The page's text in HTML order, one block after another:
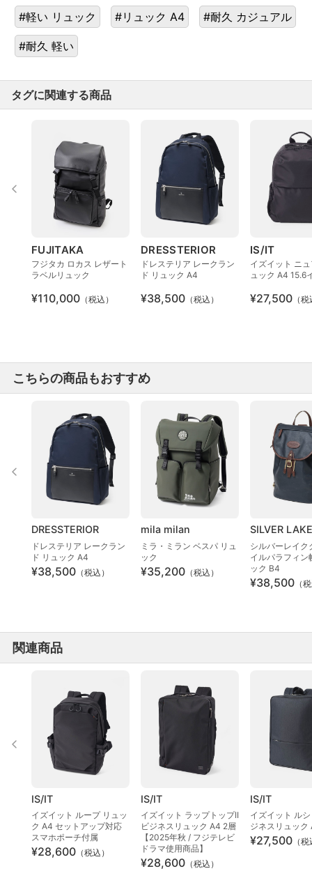
#軽い リュック #リュック A4 #耐久 カジュアル
#耐久 軽い
タグに関連する商品
FUJITAKA
フジタカ ロカス レザート
ラベルリュック
¥110,000 （税込）
DRESSTERIOR
ドレステリア レークラン
ド リュック A4
¥38,500 （税込）
IS/IT
イズイット ニ
ュック A4 15.6
¥27,500 （
こちらの商品もおすすめ
DRESSTERIOR
ドレステリア レークラン
ド リュック A4
¥38,500 （税込）
mila milan
ミラ・ミラン ベスパ リュ
ック
¥35,200 （税込）
SILVER
シルバーレイク
イルパラフィン
ック B4
¥38,500 （
関連商品
IS/IT
イズイット ループ リュッ
ク A4 セットアップ対応
スマホポーチ付属
¥28,600 （税込）
IS/IT
イズイット ラップトップII
ビジネスリュック A4 2層
【2025年秋 / フジテレビ
ドラマ使用商品】
¥28,600 （税込）
IS/IT
イズイット ル
ジネスリュック
¥27,500 （